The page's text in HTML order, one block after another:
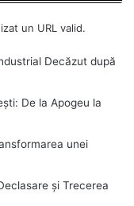
un URL valid.
Decăzut după
De la Apogeu la
unei
și Trecerea